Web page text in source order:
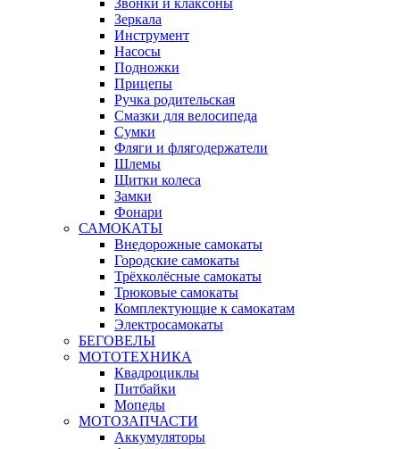
Звонки и клаксоны
Зеркала
Инструмент
Насосы
Подножки
Прицепы
Ручка родительская
Смазки для велосипеда
Сумки
Фляги и флягодержатели
Шлемы
Щитки колеса
Замки
Фонари
САМОКАТЫ
Внедорожные самокаты
Городские самокаты
Трёхколёсные самокаты
Трюковые самокаты
Комплектующие к самокатам
Электросамокаты
БЕГОВЕЛЫ
МОТОТЕХНИКА
Квадроциклы
Питбайки
Мопеды
МОТОЗАПЧАСТИ
Аккумуляторы